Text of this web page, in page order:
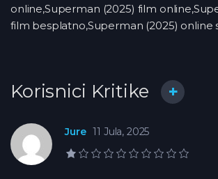
online,Superman (2025) film
film besplatno,Superman (2025) online
Korisnici Kritike
Jure 11 Jula, 2025
1,0 rejting